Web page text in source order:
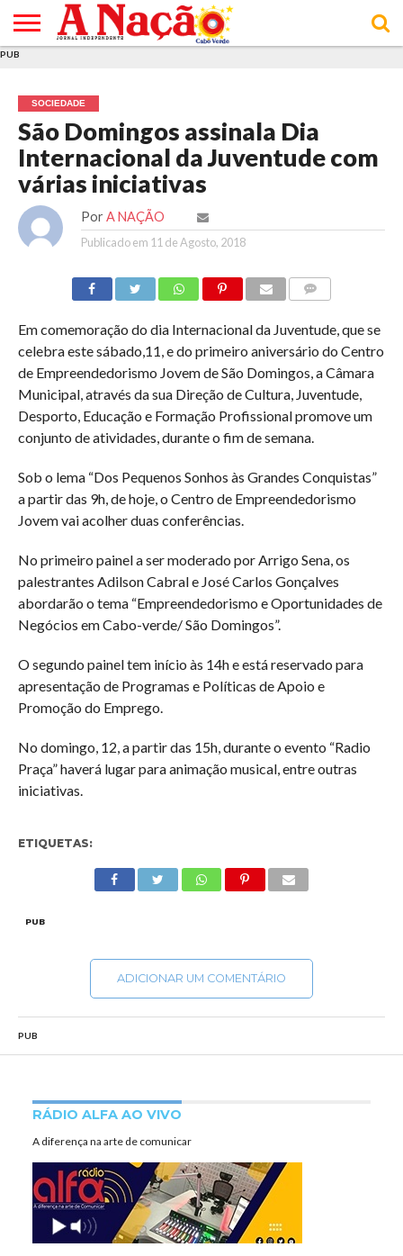
E DE
COOKIES
DE
UTILIZAÇÃO
PUB
SOCIEDADE
São Domingos assinala Dia
Internacional da Juventude com
várias iniciativas
Por A NAÇÃO
Publicado em 11 de Agosto, 2018
Em comemoração do dia Internacional da Juventude, que se
celebra este sábado,11, e do primeiro aniversário do Centro
de Empreendedorismo Jovem de São Domingos, a Câmara
Municipal, através da sua Direção de Cultura, Juventude,
Desporto, Educação e Formação Profissional promove um
conjunto de atividades, durante o fim de semana.
Sob o lema “Dos Pequenos Sonhos às Grandes Conquistas”
a partir das 9h, de hoje, o Centro de Empreendedorismo
Jovem vai acolher duas conferências.
No primeiro painel a ser moderado por Arrigo Sena, os
palestrantes Adilson Cabral e José Carlos Gonçalves
abordarão o tema “Empreendedorismo e Oportunidades de
Negócios em Cabo-verde/ São Domingos”.
O segundo painel tem início às 14h e está reservado para
apresentação de Programas e Políticas de Apoio e
Promoção do Emprego.
No domingo, 12, a partir das 15h, durante o evento “Radio
Praça” haverá lugar para animação musical, entre outras
iniciativas.
ETIQUETAS:
PUB
ADICIONAR UM COMENTÁRIO
PUB
RÁDIO ALFA AO VIVO
A diferença na arte de comunicar